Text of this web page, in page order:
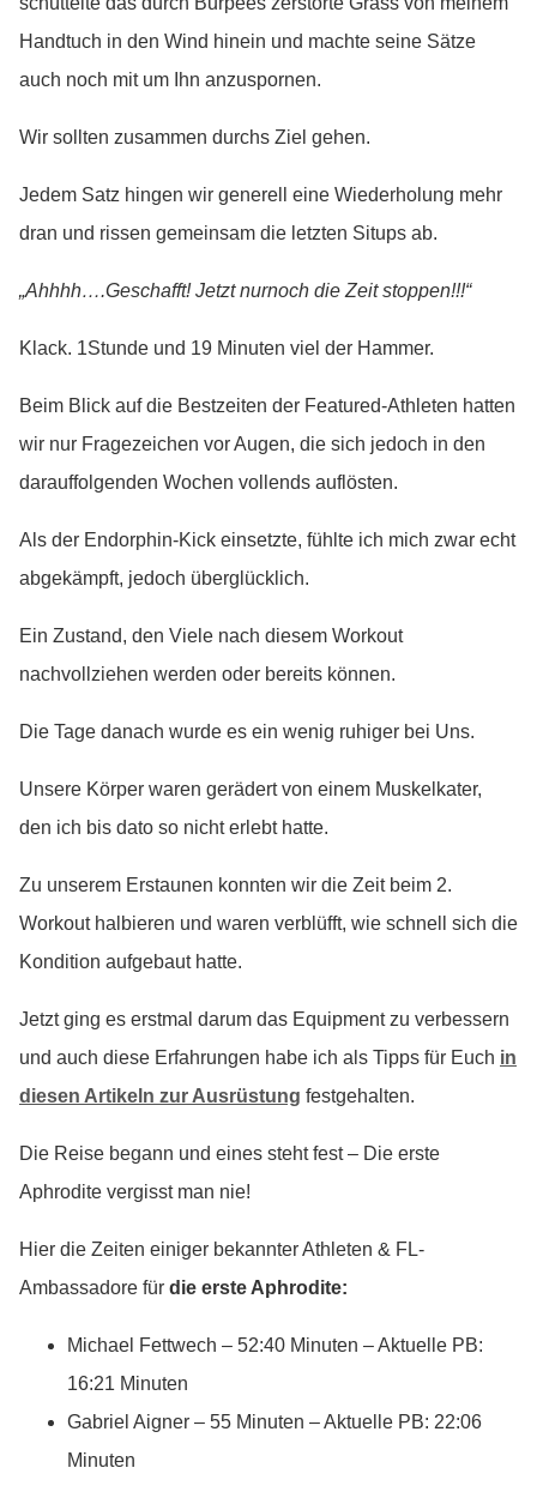
Handtuch in den Wind hinein und machte seine Sätze
auch noch mit um Ihn anzuspornen.
Wir sollten zusammen durchs Ziel gehen.
Jedem Satz hingen wir generell eine Wiederholung mehr
dran und rissen gemeinsam die letzten Situps ab.
„Ahhhh….Geschafft! Jetzt nurnoch die Zeit stoppen!!!“
Klack. 1Stunde und 19 Minuten viel der Hammer.
Beim Blick auf die Bestzeiten der Featured-Athleten hatten
wir nur Fragezeichen vor Augen, die sich jedoch in den
darauffolgenden Wochen vollends auflösten.
Als der Endorphin-Kick einsetzte, fühlte ich mich zwar echt
abgekämpft, jedoch überglücklich.
Ein Zustand, den Viele nach diesem Workout
nachvollziehen werden oder bereits können.
Die Tage danach wurde es ein wenig ruhiger bei Uns.
Unsere Körper waren gerädert von einem Muskelkater,
den ich bis dato so nicht erlebt hatte.
Zu unserem Erstaunen konnten wir die Zeit beim 2.
Workout halbieren und waren verblüfft, wie schnell sich die
Kondition aufgebaut hatte.
Jetzt ging es erstmal darum das Equipment zu verbessern
und auch diese Erfahrungen habe ich als Tipps für Euch in
diesen Artikeln zur Ausrüstung festgehalten.
Die Reise begann und eines steht fest – Die erste
Aphrodite vergisst man nie!
Hier die Zeiten einiger bekannter Athleten & FL-
Ambassadore für die erste Aphrodite:
Michael Fettwech – 52:40 Minuten – Aktuelle PB:
16:21 Minuten
Gabriel Aigner – 55 Minuten – Aktuelle PB: 22:06
Minuten